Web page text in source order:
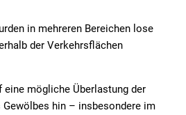
in mehreren Bereichen lose
der Verkehrsflächen
eine mögliche Überlastung der
hin – insbesondere im